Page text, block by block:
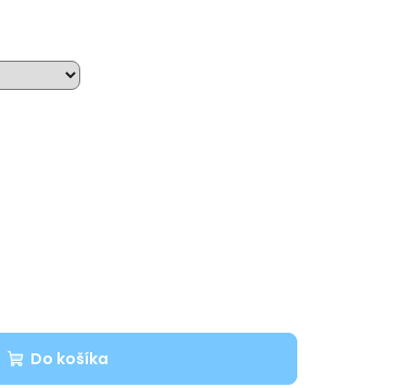
Do košíka